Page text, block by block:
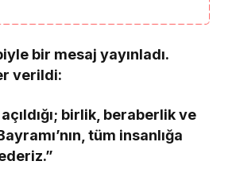
bir mesaj yayınladı.
verildi:
birlik, beraberlik ve
tüm insanlığa